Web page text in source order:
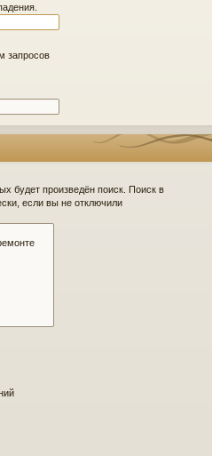
запросов
будет произведён поиск. Поиск в
если вы не отключили